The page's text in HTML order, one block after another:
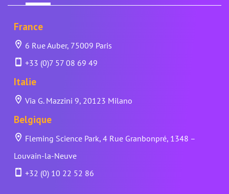
France
6 Rue Auber, 75009 Paris
+33 (0)7 57 08 69 49
Italie
Via G. Mazzini 9, 20123 Milano
Belgique
Fleming Science Park, 4 Rue Granbonpré, 1348 –
Louvain-la-Neuve
+32 (0) 10 22 52 86